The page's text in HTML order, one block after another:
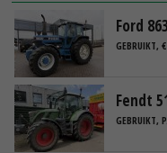
Ford
GEBRUIKT,
Fendt
GEBRUIKT,